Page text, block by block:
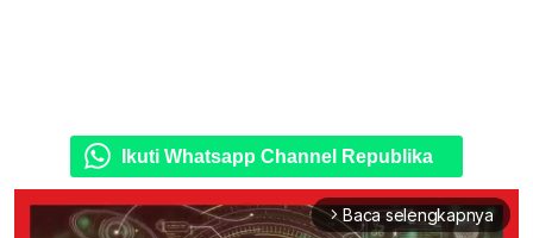
Ikuti Whatsapp Channel Republika
arrow_forward_ios Baca selengkapnya